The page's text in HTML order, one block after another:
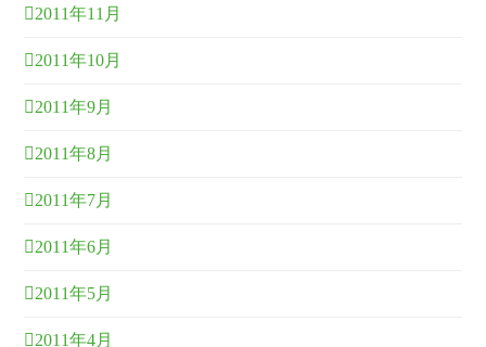
2011年11月
2011年10月
2011年9月
2011年8月
2011年7月
2011年6月
2011年5月
2011年4月